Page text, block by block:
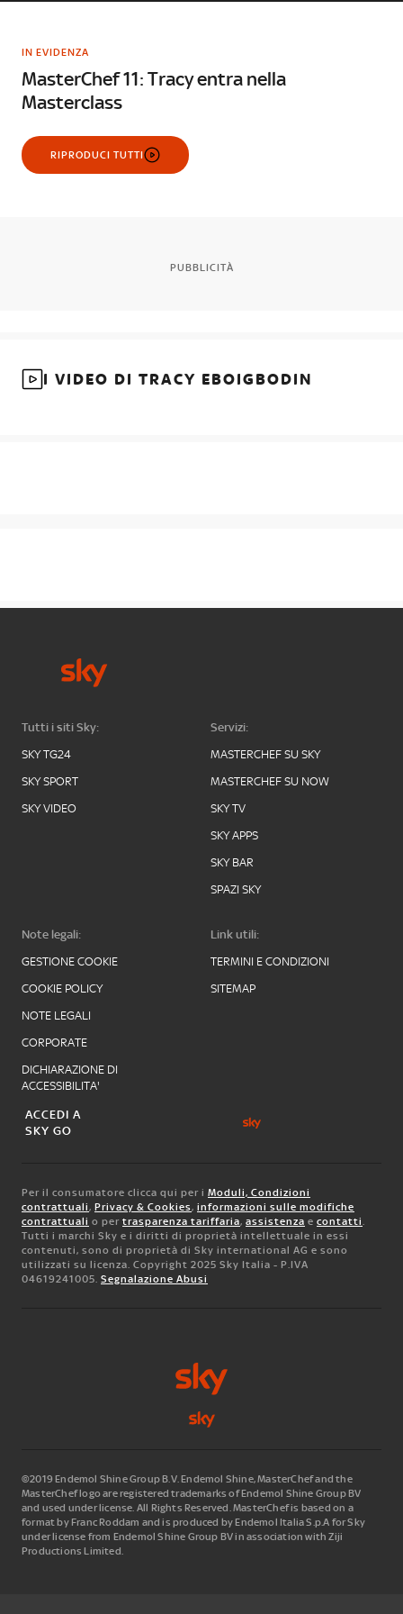
IN EVIDENZA
MasterChef 11: Tracy entra nella
Masterclass
RIPRODUCI TUTTI
PUBBLICITÀ
I VIDEO DI TRACY EBOIGBODIN
Tutti i siti Sky:
SKY TG24
SKY SPORT
SKY VIDEO
Servizi:
MASTERCHEF SU SKY
MASTERCHEF SU NOW
SKY TV
SKY APPS
SKY BAR
SPAZI SKY
Note legali:
GESTIONE COOKIE
COOKIE POLICY
NOTE LEGALI
CORPORATE
DICHIARAZIONE DI
ACCESSIBILITA'
Link utili:
TERMINI E CONDIZIONI
SITEMAP
ACCEDI A
SKY GO
Per il consumatore clicca qui per i Moduli, Condizioni
contrattuali, Privacy & Cookies, informazioni sulle modifiche
contrattuali o per trasparenza tariffaria, assistenza e contatti.
Tutti i marchi Sky e i diritti di proprietà intellettuale in essi
contenuti, sono di proprietà di Sky international AG e sono
utilizzati su licenza. Copyright 2025 Sky Italia - P.IVA
04619241005. Segnalazione Abusi
©2019 Endemol Shine Group B.V. Endemol Shine, MasterChef and the
MasterChef logo are registered trademarks of Endemol Shine Group BV
and used under license. All Rights Reserved. MasterChef is based on a
format by Franc Roddam and is produced by Endemol Italia S.p.A for Sky
under license from Endemol Shine Group BV in association with Ziji
Productions Limited.